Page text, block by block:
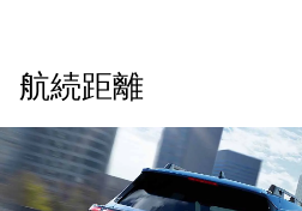
航続距離